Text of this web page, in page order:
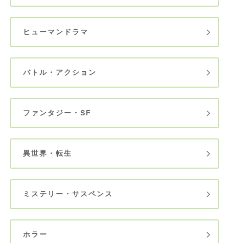
ヒューマンドラマ
バトル・アクション
ファンタジー・SF
異世界・転生
ミステリー・サスペンス
ホラー